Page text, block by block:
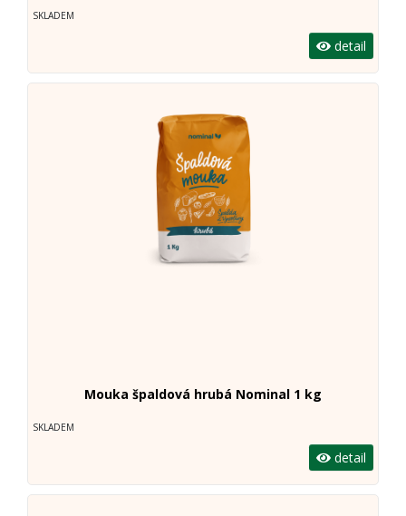
SKLADEM
detail
Mouka špaldová hrubá Nominal 1 kg
SKLADEM
detail